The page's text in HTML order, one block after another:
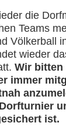
die
Teams
Völkerball
wieder
Wir bitten
immer
ist.